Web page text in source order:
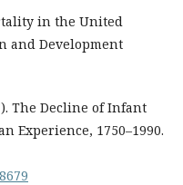
in the United
and Development
The Decline of Infant
Experience, 1750–1990.